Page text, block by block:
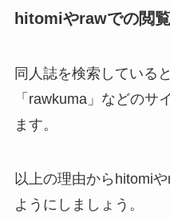
hitomiやrawでの閲
同人誌を検索している
「rawkuma」などのサ
ます。
以上の理由からhitomi
ようにしましょう。